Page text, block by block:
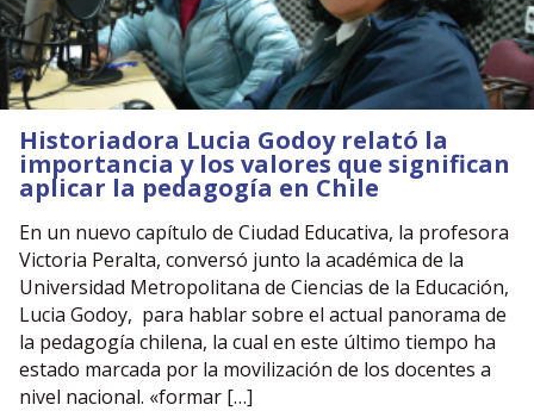
Historiadora Lucia Godoy relató la
importancia y los valores que significan
aplicar la pedagogía en Chile
En un nuevo capítulo de Ciudad Educativa, la profesora
Victoria Peralta, conversó junto la académica de la
Universidad Metropolitana de Ciencias de la Educación,
Lucia Godoy, para hablar sobre el actual panorama de
la pedagogía chilena, la cual en este último tiempo ha
estado marcada por la movilización de los docentes a
nivel nacional. «formar […]